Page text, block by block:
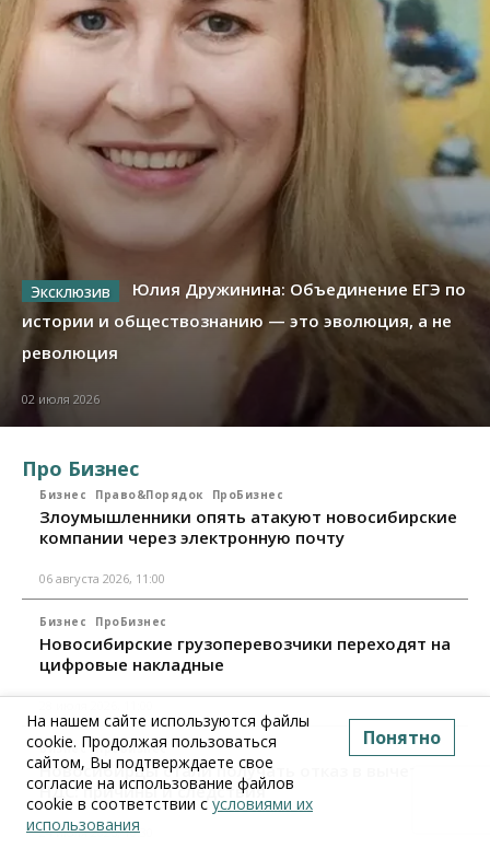
Юлия Дружинина: Объединение ЕГЭ по
истории и обществознанию — это эволюция, а не
революция
02 июля 2026
Про Бизнес
Бизнес Право&Порядок ПроБизнес
Злоумышленники опять атакуют новосибирские
компании через электронную почту
06 августа 2026, 11:00
Бизнес ПроБизнес
Новосибирские грузоперевозчики переходят на
цифровые накладные
Бизнес ПроБизнес
Новосибирцы стали получать отказ в вычете по
НДС: причины и следствия
24 июля 2026, 10:30
На нашем сайте используются файлы
cookie. Продолжая пользоваться
сайтом, Вы подтверждаете свое
согласие на использование файлов
cookie в соответствии с условиями их
использования
Понятно